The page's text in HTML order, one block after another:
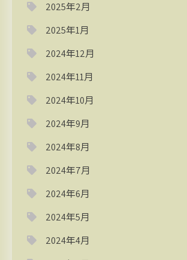
2025年2月
2025年1月
2024年12月
2024年11月
2024年10月
2024年9月
2024年8月
2024年7月
2024年6月
2024年5月
2024年4月